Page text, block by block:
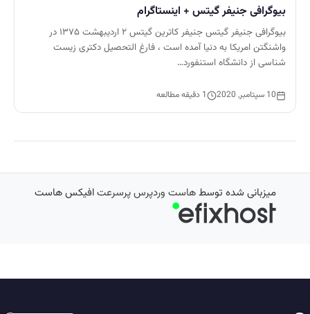
بیوگرافی جنیفر گیتس + اینستاگرام
بیوگرافی جنیفر گیتس جنیفر کاترین گیتس ۲ اردیبهشت ۱۳۷۵ در
واشنگتن امریکا به دنیا آمده است ، فارغ التحصیل دکتری زیست
شناسی از دانشگاه استنفورد…
10 سپتامبر, 2020 1 دقیقه مطالعه
میزبانی شده توسطهاست وردپرس پرسرعتافیکس هاست